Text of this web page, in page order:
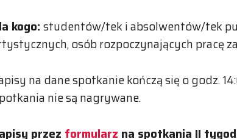
kogo: studentów/tek i absolwentów/tek
osób rozpoczynających pracę
na dane spotkanie kończą się o godz.
nie są nagrywane.
przez formularz na spotkania II